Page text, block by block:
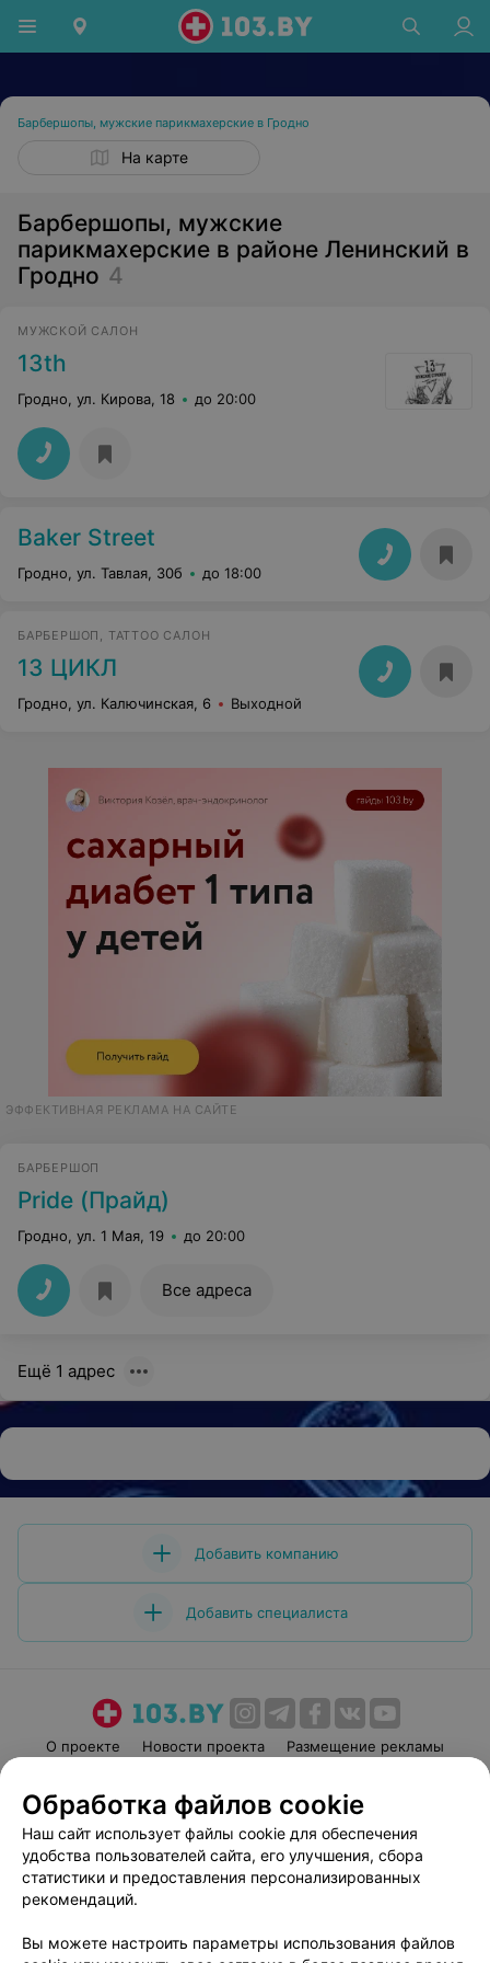
Барбершопы, мужские парикмахерские в Гродно
На карте
Барбершопы, мужские
парикмахерские в районе Ленинский в
Гродно 4
МУЖСКОЙ САЛОН
13th
Гродно, ул. Кирова, 18 до 20:00
Baker Street
Гродно, ул. Тавлая, 30б до 18:00
БАРБЕРШОП, TATTOO САЛОН
13 ЦИКЛ
Гродно, ул. Калючинская, 6 Выходной
ЭФФЕКТИВНАЯ РЕКЛАМА НА САЙТЕ
БАРБЕРШОП
Pride (Прайд)
Гродно, ул. 1 Мая, 19 до 20:00
Все адреса
Ещё 1 адрес
Добавить компанию
Добавить специалиста
О проекте Новости проекта
Размещение рекламы
Пользовательское соглашение
Способы оплаты
Вакансии
Партнеры
Написать руководителю 103.by
Обработка файлов cookie
Наш сайт использует файлы cookie для обеспечения
удобства пользователей сайта, его улучшения, сбора
статистики и предоставления персонализированных
рекомендаций.
Вы можете настроить параметры использования файлов